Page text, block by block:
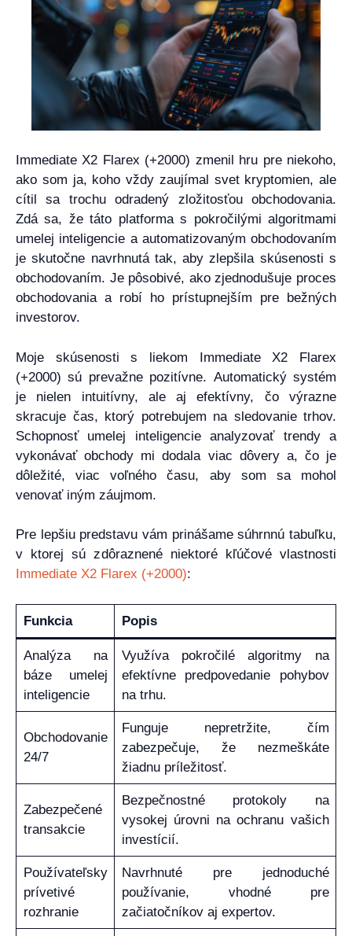
Immediate X2 Flarex (+2000) zmenil hru pre niekoho,
ako som ja, koho vždy zaujímal svet kryptomien, ale
cítil sa trochu odradený zložitosťou obchodovania.
Zdá sa, že táto platforma s pokročilými algoritmami
umelej inteligencie a automatizovaným obchodovaním
je skutočne navrhnutá tak, aby zlepšila skúsenosti s
obchodovaním. Je pôsobivé, ako zjednodušuje proces
obchodovania a robí ho prístupnejším pre bežných
investorov.
Moje skúsenosti s liekom Immediate X2 Flarex
(+2000) sú prevažne pozitívne. Automatický systém
je nielen intuitívny, ale aj efektívny, čo výrazne
skracuje čas, ktorý potrebujem na sledovanie trhov.
Schopnosť umelej inteligencie analyzovať trendy a
vykonávať obchody mi dodala viac dôvery a, čo je
dôležité, viac voľného času, aby som sa mohol
venovať iným záujmom.
Pre lepšiu predstavu vám prinášame súhrnnú tabuľku,
v ktorej sú zdôraznené niektoré kľúčové vlastnosti
Immediate X2 Flarex (+2000):
Funkcia Popis
Analýza na
báze umelej
inteligencie
Využíva pokročilé algoritmy na
efektívne predpovedanie pohybov
na trhu.
Obchodovanie
24/7
Funguje nepretržite, čím
zabezpečuje, že nezmeškáte
žiadnu príležitosť.
Zabezpečené
transakcie
Bezpečnostné protokoly na
vysokej úrovni na ochranu vašich
investícií.
Používateľsky
prívetivé
rozhranie
Navrhnuté pre jednoduché
používanie, vhodné pre
začiatočníkov aj expertov.